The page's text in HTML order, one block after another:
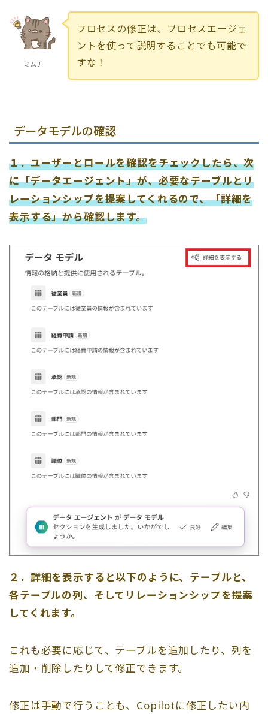
ミムチ
プロセスの修正は、プロセスエージェ
ントを使って説明することでも可能で
すな！
データモデルの確認
１．ユーザーとロールを確認をチェックしたら、次
に「データエージェント」が、必要なテーブルとリ
レーションシップを提案してくれるので、「詳細を
表示する」から確認します。
２．詳細を表示すると以下のように、テーブルと、
各テーブルの列、そしてリレーションシップを提案
してくれます。
これも必要に応じて、テーブルを追加したり、列を
追加・削除したりして修正できます。
修正は手動で行うことも、Copilotに修正したい内